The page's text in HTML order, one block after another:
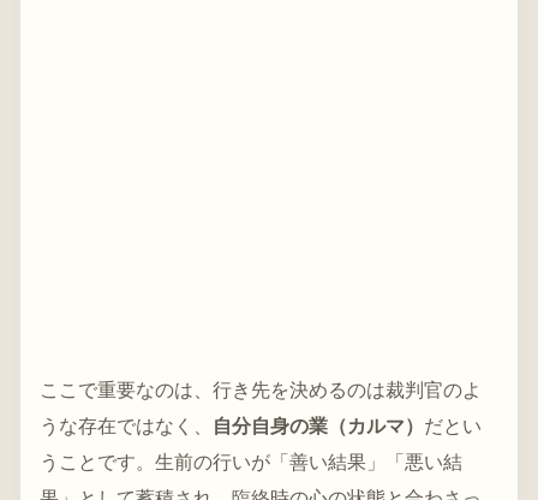
ここで重要なのは、行き先を決めるのは裁判官のよ
うな存在ではなく、
自分自身の業（カルマ） だとい
うことです。生前の行いが「善い結果」「悪い結